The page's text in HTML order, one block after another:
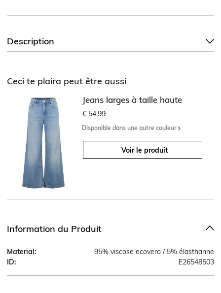
Description
Ceci te plaira peut être aussi
Jeans larges à taille haute
€ 54,99
Disponible dans une autre couleur
Voir le produit
Information du Produit
Material:
95% viscose ecovero / 5% élasthanne
ID:
E26548503